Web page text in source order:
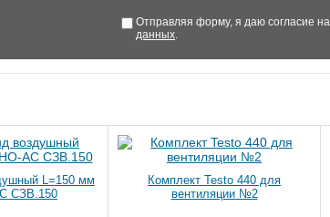
Отправляя форму, я даю согласие на
данных
L=150 мм
СЗВ.150
Комплект Testo 440 для
вентиляции №2